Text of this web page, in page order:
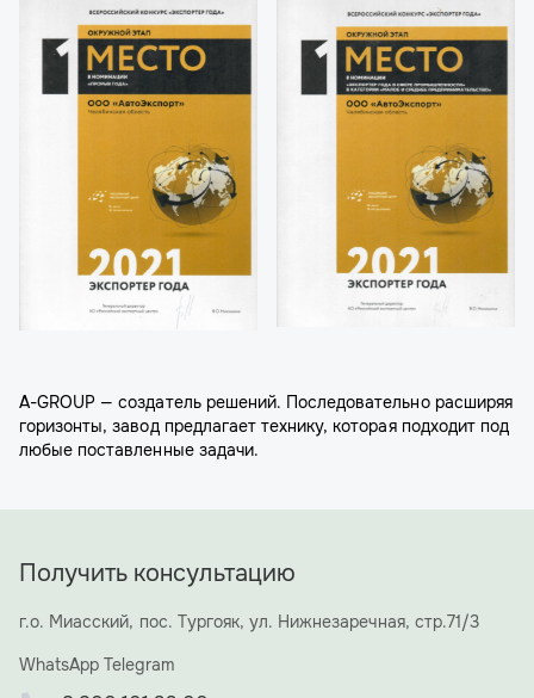
A-GROUP — создатель решений. Последовательно расширяя
горизонты, завод предлагает технику, которая подходит под
любые поставленные задачи.
Получить консультацию
г.о. Миасский, пос. Тургояк, ул. Нижнезаречная, стр.71/3
WhatsApp Telegram